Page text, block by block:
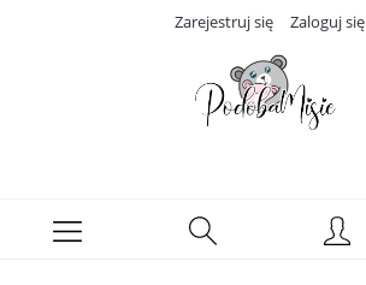
Zarejestruj się Zaloguj się